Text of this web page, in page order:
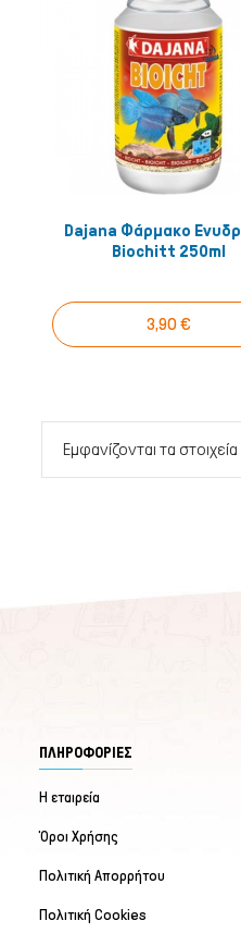
Αγόρασέ το!
Dajana Φάρμακο
Biochitt 250ml
3,90 €
Εμφανίζονται τα
ΠΛΗΡΟΦΟΡΙΕΣ
Η εταιρεία
Όροι Χρήσης
Πολιτική Απορρήτου
Πολιτική Cookies